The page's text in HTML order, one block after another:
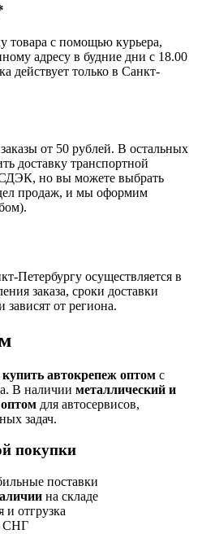
товара с помощью курьера,
адресу в будние дни с 18.00
действует только в Санкт-
от 50 рублей. В остальных
доставку транспортной
но вы можете выбрать
продаж, и мы оформим
Петербургу осуществляется в
заказа, сроки доставки
от региона.
купить автокрепеж оптом с
В наличии металлический и
для автосервисов,
задач.
покупки
поставки
на складе
и отгрузка
СНГ